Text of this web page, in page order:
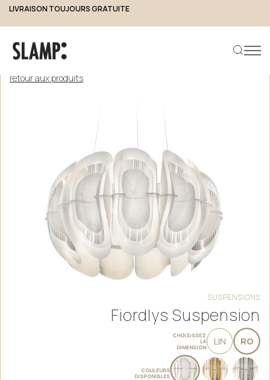
LIVRAISON TOUJOURS GRATUITE
Rechercher un produit
retour aux produits
SUSPENSIONS
Fiordlys Suspension
CHOISISSEZ
LA
DIMENSION
LIN RO
COULEURS
DISPONIBLES